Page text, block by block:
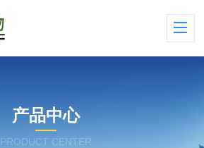
产品中心
PRODUCT CENTER